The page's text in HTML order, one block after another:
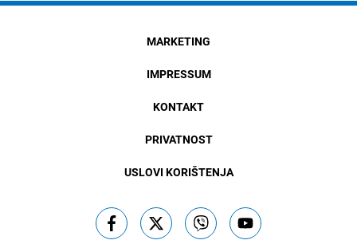
MARKETING
IMPRESSUM
KONTAKT
PRIVATNOST
USLOVI KORIŠTENJA